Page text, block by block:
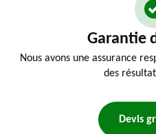
Garantie
Nous avons une assurance
des
Devis